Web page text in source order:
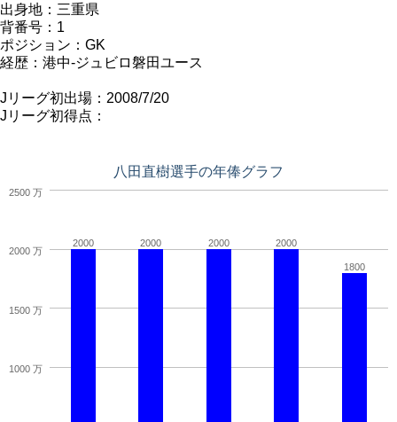
出身地：三重県
背番号：1
ポジション：GK
経歴：港中-ジュビロ磐田ユース
Jリーグ初出場：2008/7/20
Jリーグ初得点：
八田直樹選手の年俸グラフ
2000 2000 2000 2000
1800
1000 万
1500 万
2000 万
2500 万